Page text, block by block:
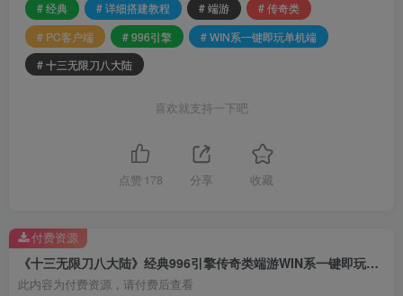
# 经典
# 详细搭建教程 # 端游
# 传奇类
# PC客户端
# 996引擎
# WIN系一键即玩单机端
# 十三无限刀八大陆
喜欢就支持一下吧
点赞 178 分享 收藏
《十三无限刀八大陆》经典996引擎传奇类端游WIN系一键即玩单机端+带光柱+赞助会员+冠名大使+第三十四大陆+PC客户端+详细搭建教程
此内容为付费资源，请付费后查看
付费资源